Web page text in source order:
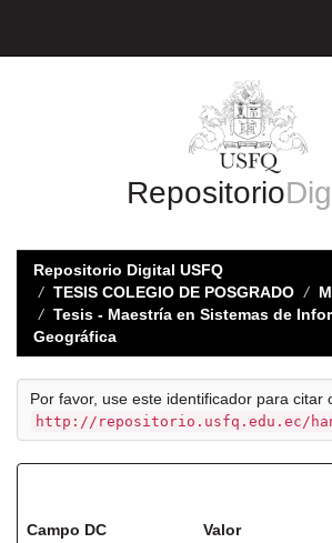
Repositorio
Repositorio Digital USFQ
TESIS COLEGIO DE POSGRADO
Tesis - Maestría en Sistemas de
Geográfica
Por favor, use este identificador para citar
http://repositorio.usfq.edu.ec/
Campo DC Valor